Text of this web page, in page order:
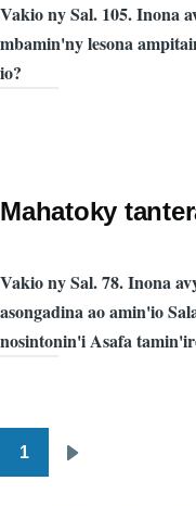
Vakio ny Sal. 105. Inona
mbamin'ny lesona
io?
Mahatoky
Vakio ny Sal. 78. Inona
asongadina ao amin'io
nosintonin'i Asafa
Pagination
1